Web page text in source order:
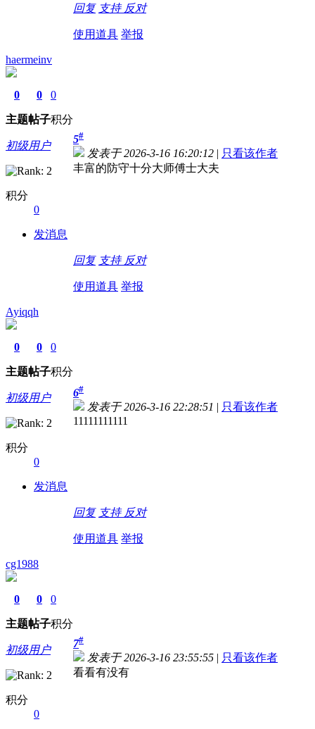
回复 支持 反对
使用道具 举报
haermeinv
0
主题
0
帖子
0
积分
初级用户
积分
0
发消息
5#
发表于 2026-3-16 16:20:12 | 只看该作者
丰富的防守十分大师傅士大夫
回复 支持 反对
使用道具 举报
Ayiqqh
0
主题
0
帖子
0
积分
初级用户
积分
0
发消息
6#
发表于 2026-3-16 22:28:51 | 只看该作者
11111111111
回复 支持 反对
使用道具 举报
cg1988
0
主题
0
帖子
0
积分
初级用户
积分
0
7#
发表于 2026-3-16 23:55:55 | 只看该作者
看看有没有